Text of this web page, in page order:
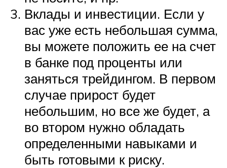
Вклады и инвестиции. Если у
вас уже есть небольшая сумма,
вы можете положить ее на счет
в банке под проценты или
заняться трейдингом. В первом
случае прирост будет
небольшим, но все же будет, а
во втором нужно обладать
определенными навыками и
быть готовыми к риску.